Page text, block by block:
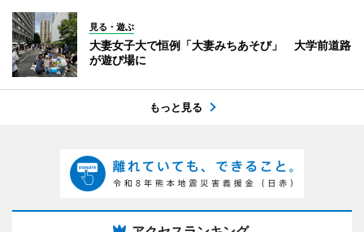
見る・遊ぶ
大妻女子大で恒例「大妻みちあそび」 大学前道路
が遊び場に
もっと見る